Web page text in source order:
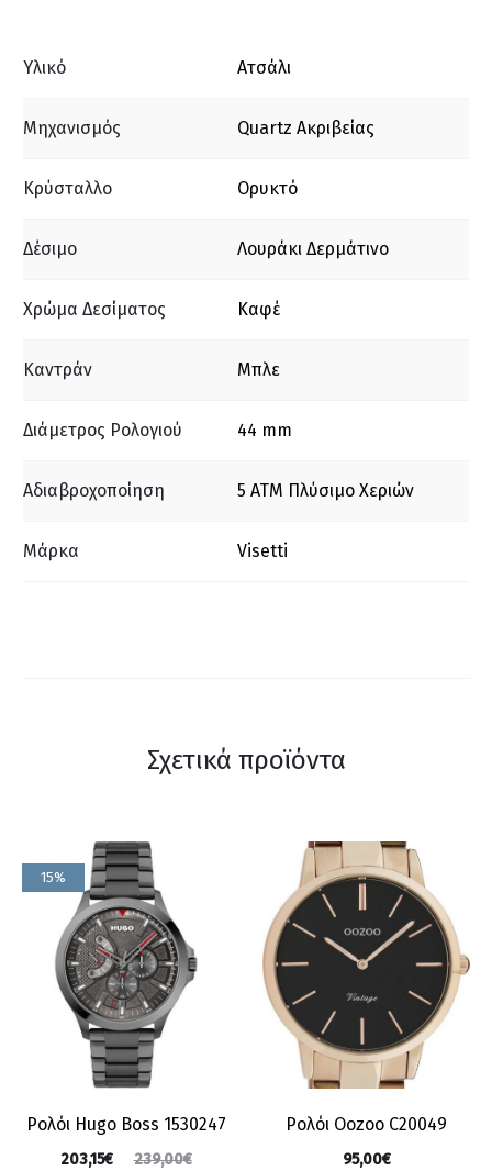
Υλικό Ατσάλι
Μηχανισμός Quartz Ακριβείας
Κρύσταλλο Ορυκτό
Δέσιμο Λουράκι Δερμάτινο
Χρώμα Δεσίματος Καφέ
Καντράν Μπλε
Διάμετρος Ρολογιού 44 mm
Αδιαβροχοποίηση 5 ΑΤΜ Πλύσιμο Χεριών
Μάρκα Visetti
Σχετικά προϊόντα
15%
Ρολόι Hugo Boss 1530247
239,00€
203,15€
Ρολόι Oozoo C20049
95,00€